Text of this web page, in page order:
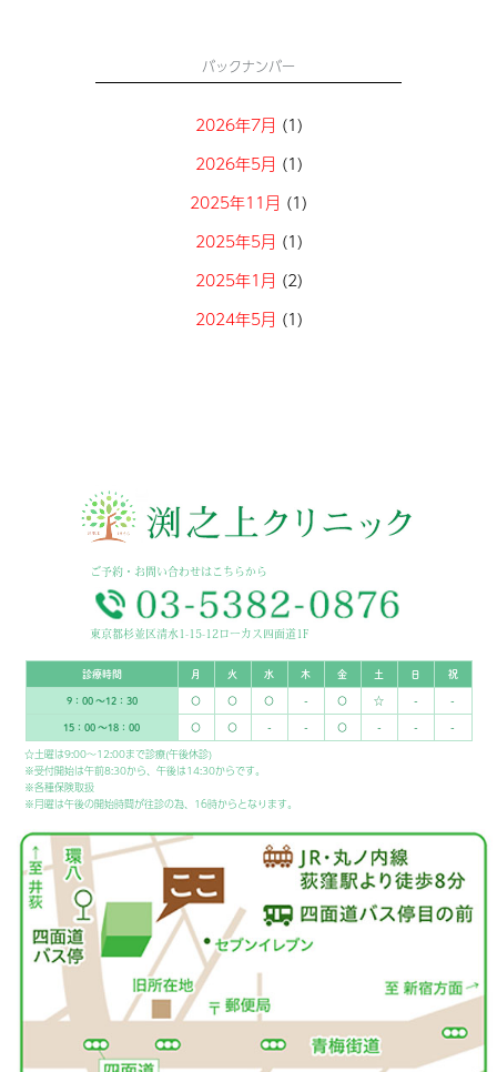
バックナンバー
2026年7月 (1)
2026年5月 (1)
2025年11月 (1)
2025年5月 (1)
2025年1月 (2)
2024年5月 (1)
2021年2月(1)
ご予約・お問い合わせはこちらから
東京都杉並区清水1-15-12ローカス四面道1F
診療時間 月 火 水 木 金 土 日 祝
9：00 ～12：30 〇 〇 〇 - 〇 ☆ - -
15：00 ～18：00 〇 〇 - - 〇 - - -
☆土曜は9:00～12:00まで診療(午後休診)
※受付開始は午前8:30から、午後は14:30からです。
※各種保険取扱
※月曜は午後の開始時間が往診の為、16時からとなります。